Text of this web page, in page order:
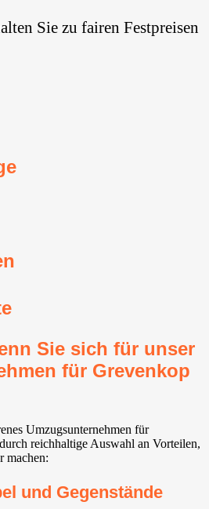
Sie zu fairen Festpreisen
Sie sich für unser
für Grevenkop
Umzugsunternehmen für
reichhaltige Auswahl an Vorteilen,
machen:
und Gegenstände